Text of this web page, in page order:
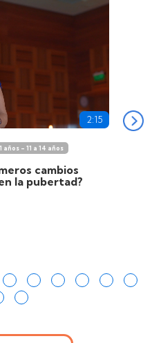
2:15
años - 11 a 14 años
cambios
la pubertad?